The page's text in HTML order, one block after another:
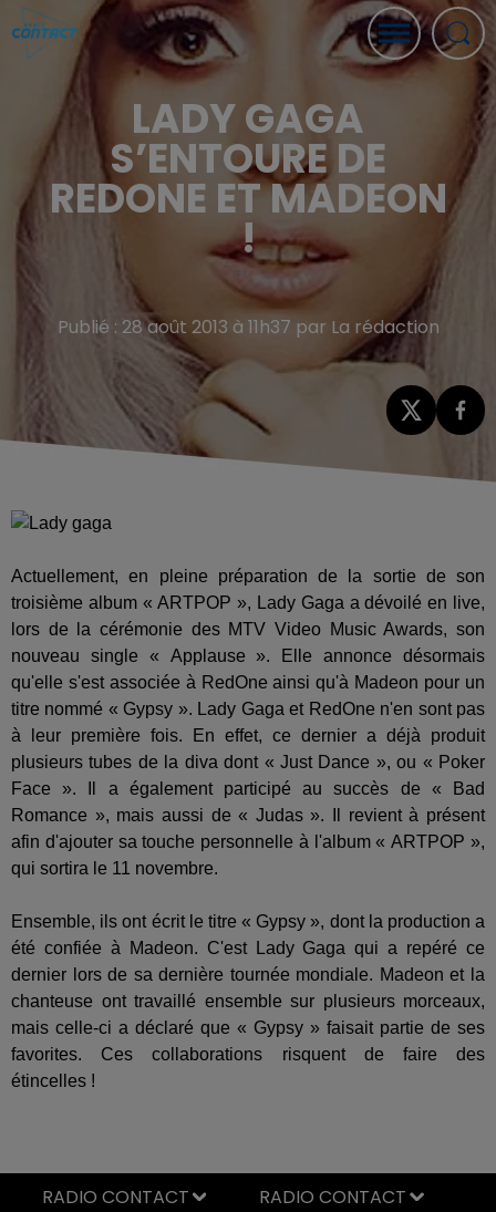
LADY GAGA
S’ENTOURE DE
REDONE ET MADEON
!
Publié : 28 août 2013 à 11h37 par La rédaction
Actuellement, en pleine préparation de la sortie de son
troisième album « ARTPOP », Lady Gaga a dévoilé en live,
lors de la cérémonie des MTV Video Music Awards, son
nouveau single « Applause ». Elle annonce désormais
qu'elle s'est associée à RedOne ainsi qu'à Madeon pour un
titre nommé « Gypsy ». Lady Gaga et RedOne n'en sont pas
à leur première fois. En effet, ce dernier a déjà produit
plusieurs tubes de la diva dont « Just Dance », ou « Poker
Face ». Il a également participé au succès de « Bad
Romance », mais aussi de « Judas ». Il revient à présent
afin d'ajouter sa touche personnelle à l'album « ARTPOP »,
qui sortira le 11 novembre.
Ensemble, ils ont écrit le titre « Gypsy », dont la production a
été confiée à Madeon. C'est Lady Gaga qui a repéré ce
dernier lors de sa dernière tournée mondiale. Madeon et la
chanteuse ont travaillé ensemble sur plusieurs morceaux,
mais celle-ci a déclaré que « Gypsy » faisait partie de ses
favorites. Ces collaborations risquent de faire des
étincelles !
RADIO CONTACT